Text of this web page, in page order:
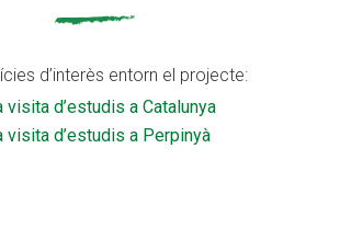
d’interès entorn el projecte:
visita d’estudis a Catalunya
visita d’estudis a Perpinyà